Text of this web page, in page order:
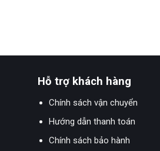
Hỗ trợ khách hàng
Chính sách vận chuyển
Hướng dẫn thanh toán
Chính sách bảo hành